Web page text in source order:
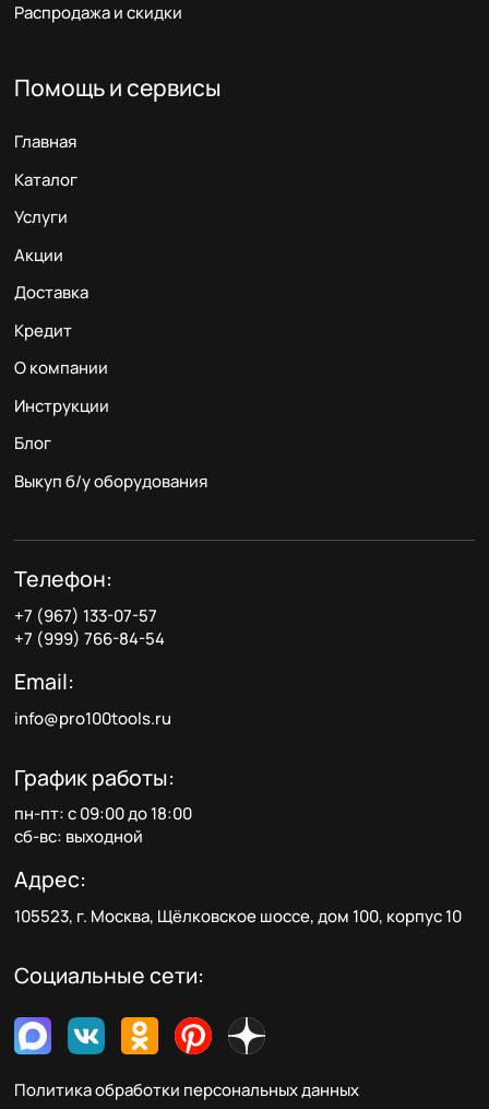
Распродажа и скидки
Помощь и сервисы
Главная
Каталог
Услуги
Акции
Доставка
Кредит
О компании
Инструкции
Блог
Выкуп б/у оборудования
Телефон:
+7 (967) 133-07-57
+7 (999) 766-84-54
Email:
info@pro100tools.ru
График работы:
пн-пт: с 09:00 до 18:00
сб-вс: выходной
Адрес:
105523, г. Москва, Щёлковское шоссе, дом 100, корпус 10
Социальные сети:
Политика обработки персональных данных